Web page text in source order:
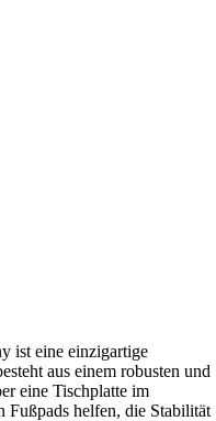
ist eine einzigartige
aus einem robusten und
eine Tischplatte im
Fußpads helfen, die Stabilität